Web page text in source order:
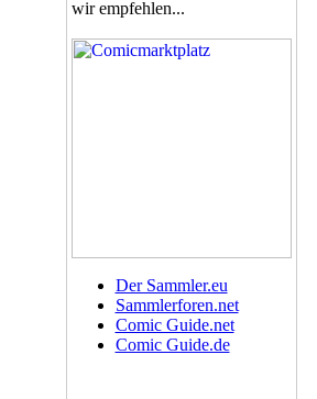
wir empfehlen...
Der Sammler.eu
Sammlerforen.net
Comic Guide.net
Comic Guide.de